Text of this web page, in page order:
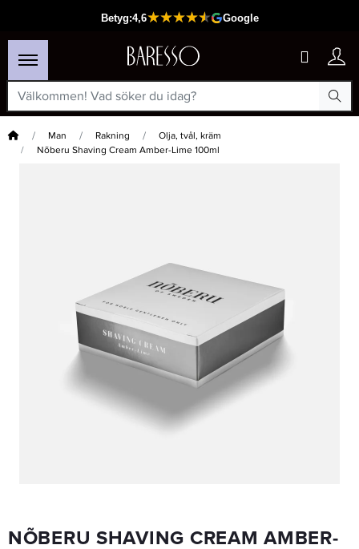
Hem Man Rakning
Olja, tvål, kräm
Nõberu Shaving Cream Amber-Lime 100ml
Davines Pasta And Love Kit
Rek. pris 897 kr 649 kr
NÕBERU SHAVING CREAM AMBER-